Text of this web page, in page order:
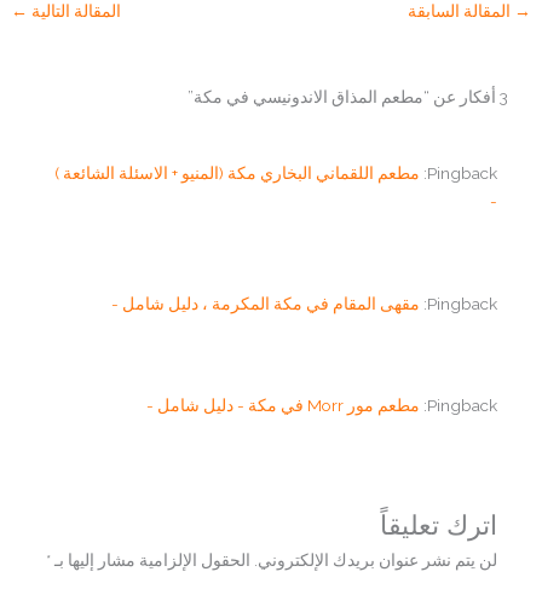
→ المقالة السابقة المقالة التالية ←
3 أفكار عن “مطعم المذاق الاندونيسي في مكة”
Pingback: مطعم اللقماني البخاري مكة (المنيو + الاسئلة الشائعة )
-
Pingback: مقهى المقام في مكة المكرمة ، دليل شامل -
Pingback: مطعم مور Morr في مكة - دليل شامل -
اترك تعليقاً
لن يتم نشر عنوان بريدك الإلكتروني. الحقول الإلزامية مشار إليها بـ *